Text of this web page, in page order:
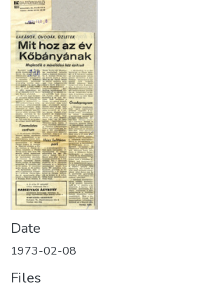
About us
Date
1973-02-08
Files